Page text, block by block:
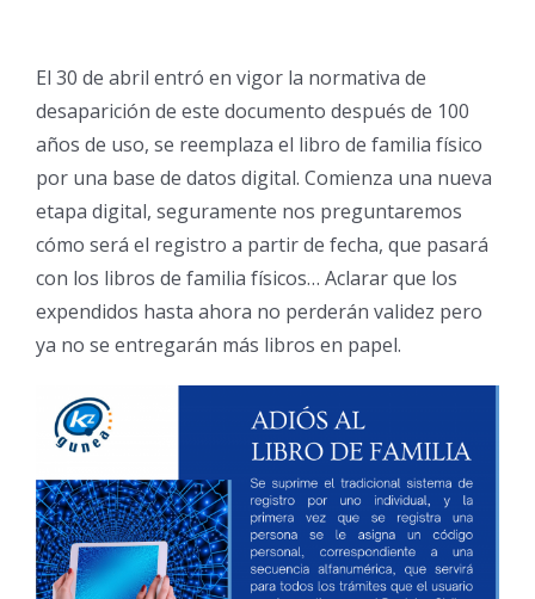
El 30 de abril entró en vigor la normativa de
desaparición de este documento después de 100
años de uso, se reemplaza el libro de familia físico
por una base de datos digital. Comienza una nueva
etapa digital, seguramente nos preguntaremos
cómo será el registro a partir de fecha, que pasará
con los libros de familia físicos… Aclarar que los
expendidos hasta ahora no perderán validez pero
ya no se entregarán más libros en papel.